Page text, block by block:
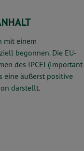
mit einem
begonnen. Die EU-
des IPCEI (Important
eine äußerst positive
darstellt.